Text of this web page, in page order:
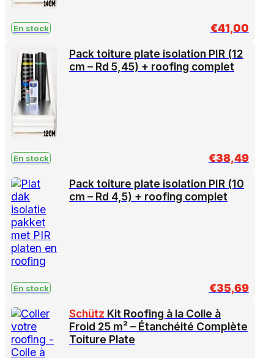
En stock €41,00
Pack toiture plate isolation PIR (12
cm – Rd 5,45) + roofing complet
En stock €38,49
Pack toiture plate isolation PIR (10
cm – Rd 4,5) + roofing complet
En stock €35,69
Schütz Kit Roofing à la Colle à
Froid 25 m² – Étanchéité Complète
Toiture Plate